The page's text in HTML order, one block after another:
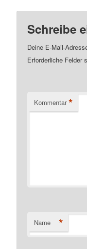
Schreibe
Deine E-Mail-
Erforderliche Felder
Kommentar *
Name *